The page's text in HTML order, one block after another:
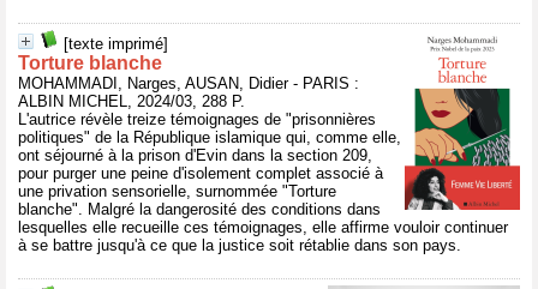
[texte imprimé]
Torture blanche
MOHAMMADI, Narges, AUSAN, Didier - PARIS :
ALBIN MICHEL, 2024/03, 288 P.
L'autrice révèle treize témoignages de "prisonnières
politiques" de la République islamique qui, comme elle,
ont séjourné à la prison d'Evin dans la section 209,
pour purger une peine d'isolement complet associé à
une privation sensorielle, surnommée "Torture
blanche". Malgré la dangerosité des conditions dans
lesquelles elle recueille ces témoignages, elle affirme vouloir continuer
à se battre jusqu'à ce que la justice soit rétablie dans son pays.